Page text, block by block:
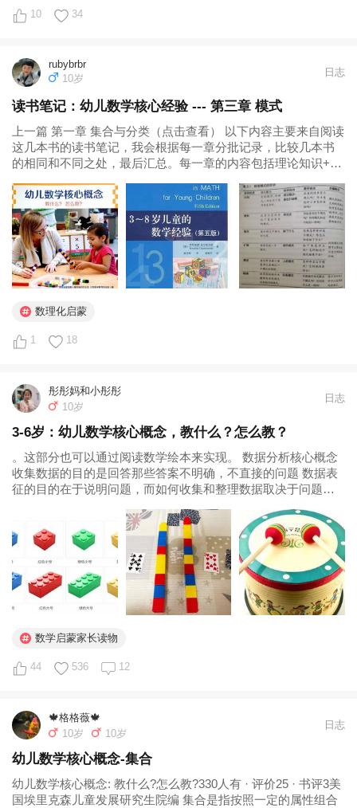
10 34
rubybrbr
10岁
日志
读书笔记：幼儿数学核心经验 --- 第三章 模式
上一篇 第一章 集合与分类（点击查看） 以下内容主要来自阅读
这几本书的读书笔记，我会根据每一章分批记录，比较几本书
的相同和不同之处，最后汇总。每一章的内容包括理论知识+活
瑾，田方（译） 幼儿数学核心概念: 教什么?怎么教?366人有...
数理化启蒙
1 18
彤彤妈和小彤彤
10岁
日志
3-6岁：幼儿数学核心概念，教什么？怎么教？
。这部分也可以通过阅读数学绘本来实现。 数据分析核心概念
收集数据的目的是回答那些答案不明确，不直接的问题 数据表
征的目的在于说明问题，而如何收集和整理数据取决于问题本
上去好像离幼儿数学启蒙有点点遥远，但其实通过书中的案
例，我发现了一些比较妙的...
数学启蒙家长读物
44 536 12
🍁格格薇🍁
10岁
10岁
日志
幼儿数学核心概念-集合
幼儿数学核心概念: 教什么?怎么教?330人有 · 评价25 · 书评3美
国埃里克森儿童发展研究生院编 集合是指按照一定的属性组合